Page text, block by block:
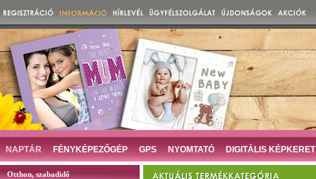
NAPTÁR FÉNYKÉPEZŐGÉP GPS NYOMTATÓ DIGITÁLIS KÉPKERET
Otthon, szabadidő